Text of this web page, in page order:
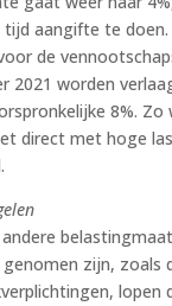
tijd aangifte te doen.
de
2021 worden
8%. Zo
direct met hoge
zijn, zoals
lopen